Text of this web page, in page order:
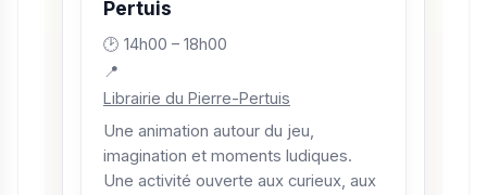
Pertuis
🕑 14h00 – 18h00
📍
Librairie du Pierre-Pertuis
Une animation autour du jeu,
imagination et moments ludiques.
Une activité ouverte aux curieux, aux